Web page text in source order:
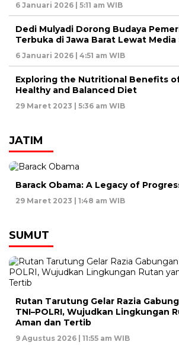
6 Januari 2026 | 5:11 am WIB
Dedi Mulyadi Dorong Budaya
Terbuka di Jawa Barat Lewat Media
6 Januari 2026 | 4:51 am WIB
Exploring the Nutritional Benefits
Healthy and Balanced Diet
29 Maret 2023 | 5:36 am WIB
JATIM
Barack Obama: A Legacy of
29 Maret 2023 | 1:48 am WIB
SUMUT
Rutan Tarutung Gelar Razia
TNI–POLRI, Wujudkan Lingkungan
Aman dan Tertib
9 Agustus 2026 | 11:55 am WIB